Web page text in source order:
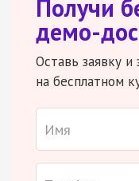
Получи
демо-
Оставь заявку и
на бесплатном